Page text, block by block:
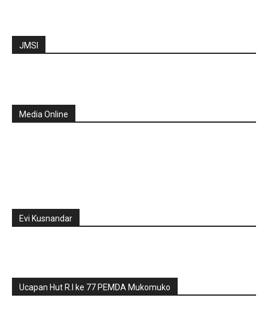
JMSI
Media Online
Evi Kusnandar
Ucapan Hut R.I ke 77 PEMDA Mukomuko